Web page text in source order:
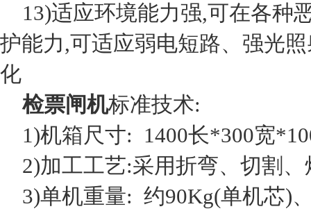
13)适应环境能力强,可在各种
护能力,可适应弱电短路、强光
化
检票闸机标准技术:
1)机箱尺寸: 1400长*300宽
2)加工工艺:采用折弯、切割
3)单机重量: 约90Kg(单机芯)